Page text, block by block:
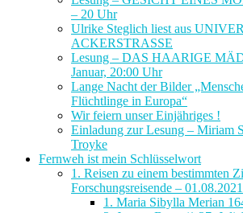
– 20 Uhr
Ulrike Steglich liest aus
ACKERSTRASSE
Lesung – DAS HAARIGE
Januar, 20:00 Uhr
Lange Nacht der Bilder
Flüchtlinge in Europa“
Wir feiern unser Einjähriges !
Einladung zur Lesung – Miriam
Troyke
Fernweh ist mein Schlüsselwort
1. Reisen zu einem bestimmten
Forschungsreisende – 01.08.2021
1. Maria Sibylla Merian